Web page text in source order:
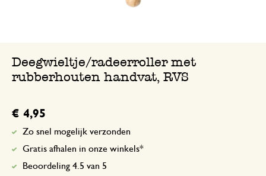
Deegwieltje/radeerroller met
rubberhouten handvat, RVS
€ 4,95
Zo snel mogelijk verzonden
Gratis afhalen in onze winkels*
Beoordeling 4.5 van 5